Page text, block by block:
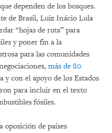
dependen de los bosques.
de Brasil, Luiz Inácio Lula
“hojas de ruta” para
y poner fin a la
para las comunidades
más de 80
con el apoyo de los Estados
para incluir en el texto
fósiles.
oposición de países